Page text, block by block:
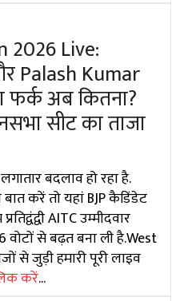
2026 Live:
Palash Kumar
फर्क अब कितना?
सीट का ताजा
बदलाव हो रहा है.
करें तो यहां BJP कैडिंडेट
AITC उम्मीदवार
वोटों से बढ़त बना ली है.West
से जुड़ी हमारी पूरी लाइव
करें...